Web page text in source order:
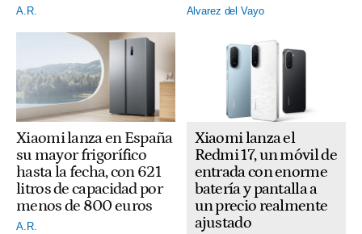
A.R. Alvarez del Vayo
Xiaomi lanza en España
su mayor frigorífico
hasta la fecha, con 621
litros de capacidad por
menos de 800 euros
A.R.
Xiaomi lanza el
Redmi 17, un móvil de
entrada con enorme
batería y pantalla a
un precio realmente
ajustado